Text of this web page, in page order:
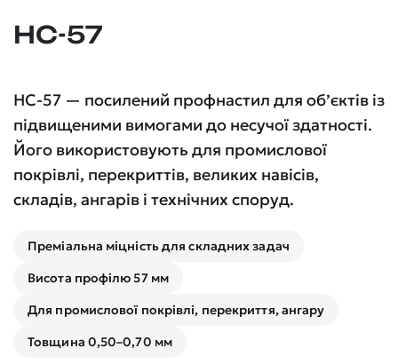
НС-57
НС-57 — посилений профнастил для об’єктів із
підвищеними вимогами до несучої здатності.
Його використовують для промислової
покрівлі, перекриттів, великих навісів,
складів, ангарів і технічних споруд.
Преміальна міцність для складних задач
Висота профілю 57 мм
Для промислової покрівлі, перекриття, ангару
Товщина 0,50–0,70 мм